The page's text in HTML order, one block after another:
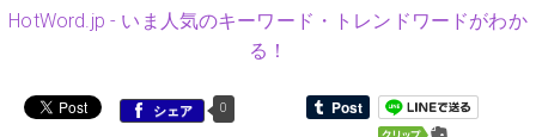
HotWord.jp - いま人気のキーワード・トレンドワードがわか
る！
シェア 0